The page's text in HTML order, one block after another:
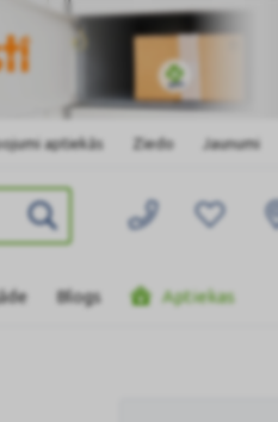
aptiekās Ziedo Jaunumi
Blogs Aptiekas